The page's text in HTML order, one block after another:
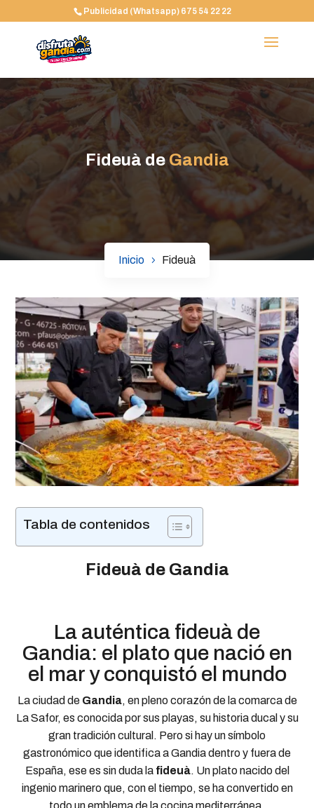
Publicidad (Whatsapp) 675 54 22 22
Fideuà deGandia
Inicio Fideuà
Tabla de contenidos
Fideuà de Gandia
La auténtica fideuà de
Gandia: el plato que nació en
el mar y conquistó el mundo
La ciudad de Gandia, en pleno corazón de la comarca de
La Safor, es conocida por sus playas, su historia ducal y su
gran tradición cultural. Pero si hay un símbolo
gastronómico que identifica a Gandia dentro y fuera de
España, ese es sin duda la fideuà. Un plato nacido del
ingenio marinero que, con el tiempo, se ha convertido en
todo un emblema de la cocina mediterránea.